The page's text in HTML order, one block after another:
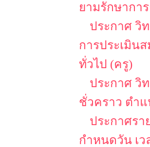
ยามรักษากา
ประกาศ วิ
การประเมิน
ทั่วไป (ครู)
ประกาศ วิ
ชั่วคราว ตำ
ประกาศรา
กำหนดวัน เว